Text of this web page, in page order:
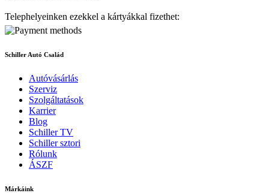
Telephelyeinken ezekkel a kártyákkal fizethet:
Schiller Autó Család
Autóvásárlás
Szerviz
Szolgáltatások
Karrier
Blog
Schiller TV
Schiller sztori
Rólunk
ÁSZF
Márkáink